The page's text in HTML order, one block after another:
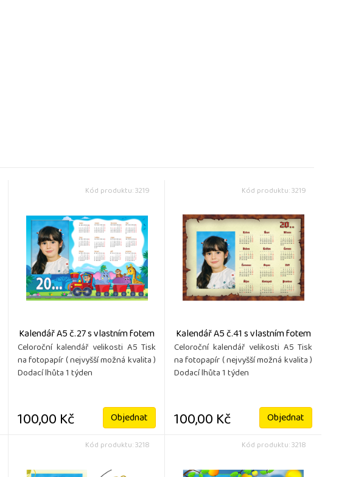
Kód produktu: 3219
Kalendář A5 č.27 s vlastním fotem
Celoroční kalendář velikosti A5 Tisk
na fotopapír ( nejvyšší možná kvalita )
Dodací lhůta 1 týden
100,00 Kč Objednat
Kód produktu: 3219
Kalendář A5 č.41 s vlastním fotem
Celoroční kalendář velikosti A5 Tisk
na fotopapír ( nejvyšší možná kvalita )
Dodací lhůta 1 týden
100,00 Kč Objednat
Kód produktu: 3218 Kód produktu: 3218